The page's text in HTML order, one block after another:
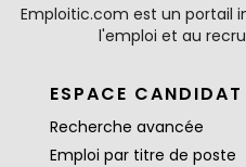
Emploitic.com est un portail
l'emploi et au
ESPACE CANDIDAT
Recherche avancée
Emploi par titre de poste